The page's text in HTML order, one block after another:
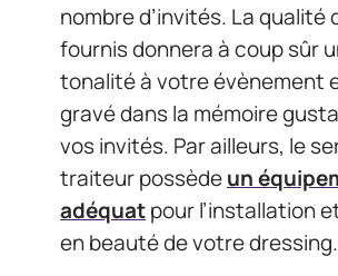
nombre d’invités. La qualité
fournis donnera à coup sûr
tonalité à votre évènement
gravé dans la mémoire
vos invités. Par ailleurs, le
traiteur possèdeun
adéquatpour l’installation
en beauté de votre dressing.